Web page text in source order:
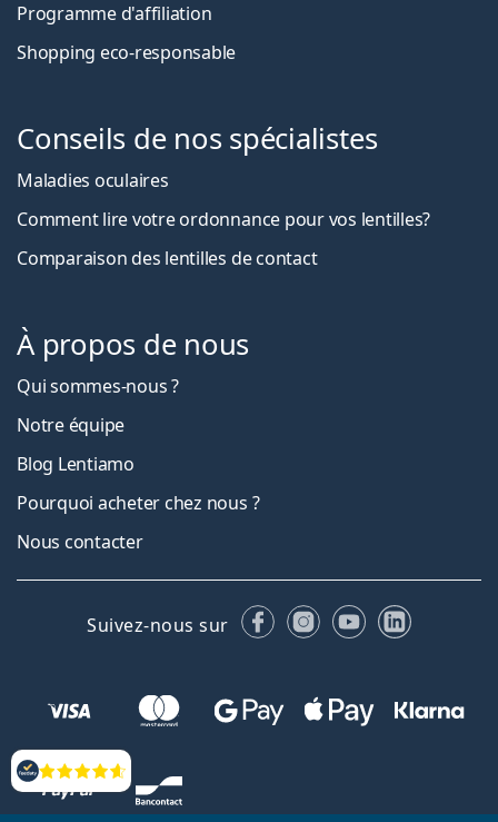
Évaluation
Programme d'affiliation
Shopping eco-responsable
Conseils de nos spécialistes
Maladies oculaires
Comment lire votre ordonnance pour vos lentilles?
Comparaison des lentilles de contact
À propos de nous
Qui sommes-nous ?
Notre équipe
Blog Lentiamo
Pourquoi acheter chez nous ?
Nous contacter
Suivez-nous sur FacebookInstagram
YouTubeLinkedIn